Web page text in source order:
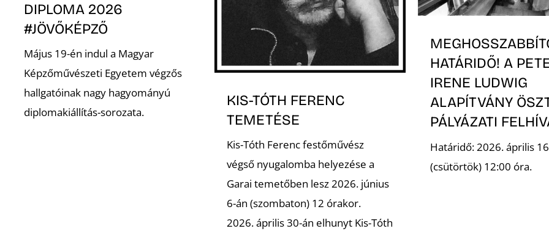
DIPLOMA 2026
#JÖVŐKÉPZŐ
Május 19-én indul a Magyar
Képzőművészeti Egyetem végzős
hallgatóinak nagy hagyományú
diplomakiállítás-sorozata.
KIS-TÓTH FERENC
TEMETÉSE
Kis-Tóth Ferenc festőművész
végső nyugalomba helyezése a
Garai temetőben lesz 2026. június
6-án (szombaton) 12 órakor.
2026. április 30-án elhunyt Kis-Tóth
HATÁRIDŐ! A
IRENE LUDWIG
ALAPÍTVÁNY
PÁLYÁZATI
Határidő: 2026. április
(csütörtök) 12:00 óra.